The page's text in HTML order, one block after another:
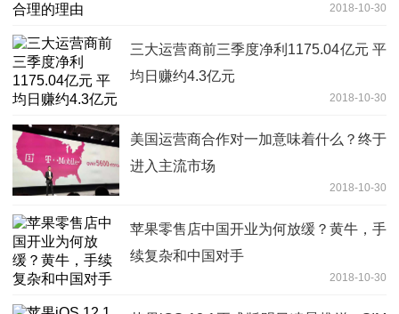
2018-10-30
三大运营商前三季度净利1175.04亿元 平
均日赚约4.3亿元
2018-10-30
美国运营商合作对一加意味着什么？终于
进入主流市场
2018-10-30
苹果零售店中国开业为何放缓？黄牛，手
续复杂和中国对手
2018-10-30